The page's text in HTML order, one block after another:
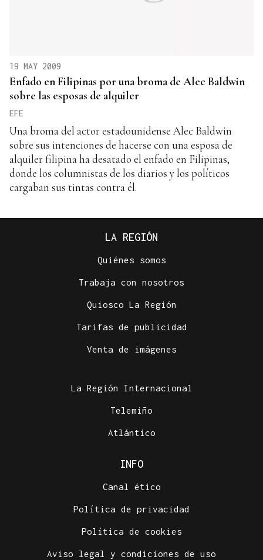
19 MAY 2009
Enfado en Filipinas por una broma de Alec Baldwin
sobre las esposas de alquiler
EFE
Una broma del actor estadounidense Alec Baldwin
sobre sus intenciones de hacerse con una esposa de
alquiler filipina ha desatado el enfado en Filipinas,
donde los columnistas de los diarios y los políticos
cargaban sus tintas contra él.
LA REGIÓN
Quiénes somos
Trabaja con nosotros
Quiosco La Región
Tarifas de publicidad
Venta de imágenes
La Región Internacional
Telemiño
Atlántico
INFO
Canal ético
Política de privacidad
Política de cookies
Aviso legal y condiciones de uso